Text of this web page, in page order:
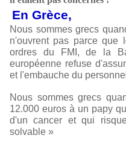
En Grèce,
Nous sommes grecs
n'ouvrent pas parce que
ordres du FMI, de la
européenne refuse
et l'embauche du
Nous sommes grecs
12.000 euros à un papy
d'un cancer et qui
solvable »